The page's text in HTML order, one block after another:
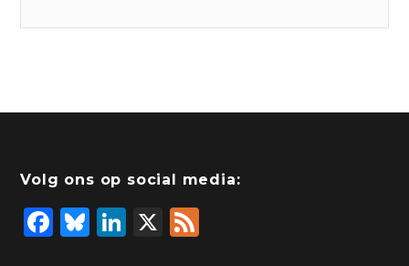
Volg ons op social media:
F
Bl
Li X